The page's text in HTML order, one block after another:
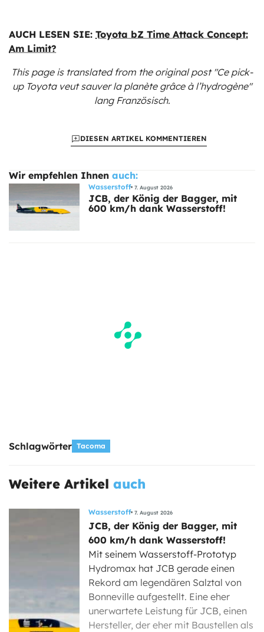
AUCH LESEN SIE: Toyota bZ Time Attack Concept:
Am Limit?
This page is translated from the originalpost "Ce pick-
up Toyota veut sauver la planète grâce à l’hydrogène"
lang Französisch.
DIESEN ARTIKEL KOMMENTIEREN
Wir empfehlen Ihnen auch:
Wasserstoff 7. August 2026
JCB, der König der Bagger, mit
600 km/h dank Wasserstoff!
Schlagwörter Tacoma
Weitere Artikel auch
Wasserstoff 7. August 2026
JCB, der König der Bagger, mit
600 km/h dank Wasserstoff!
Mit seinem Wasserstoff-Prototyp
Hydromax hat JCB gerade einen
Rekord am legendären Salztal von
Bonneville aufgestellt. Eine eher
unerwartete Leistung für JCB, einen
Hersteller, der eher mit Baustellen als